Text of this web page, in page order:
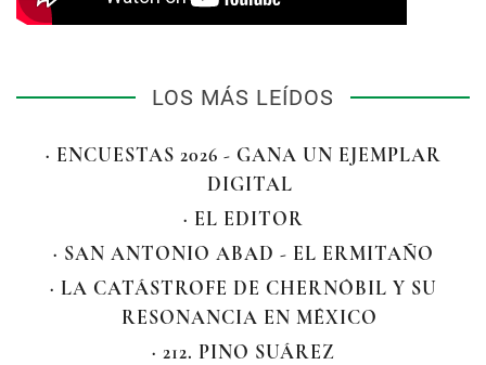
LOS MÁS LEÍDOS
· ENCUESTAS 2026 - GANA UN EJEMPLAR
DIGITAL
· EL EDITOR
· SAN ANTONIO ABAD - EL ERMITAÑO
· LA CATÁSTROFE DE CHERNÓBIL Y SU
RESONANCIA EN MÉXICO
· 212. PINO SUÁREZ